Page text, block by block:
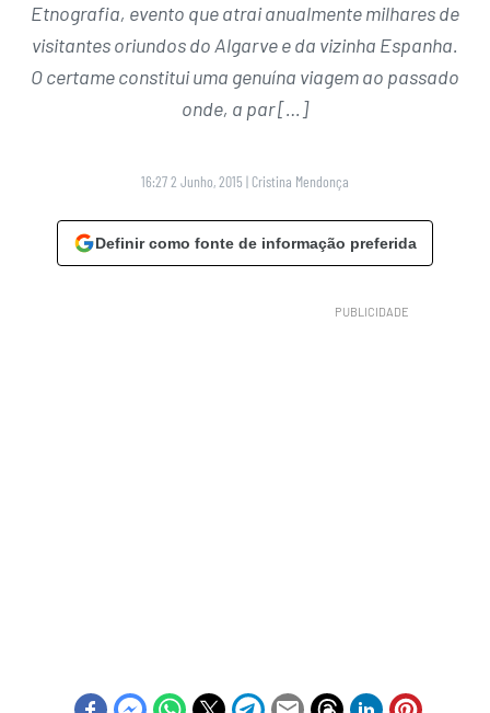
Etnografia, evento que atrai anualmente milhares de
visitantes oriundos do Algarve e da vizinha Espanha.
O certame constitui uma genuína viagem ao passado
onde, a par […]
16:27 2 Junho, 2015 | Cristina Mendonça
Definir como fonte de informação preferida